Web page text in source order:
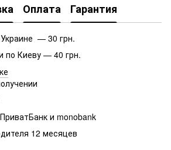
Оплата Гарантия
— 30 грн.
по Киеву — 40 грн.
и monobank
12 месяцев